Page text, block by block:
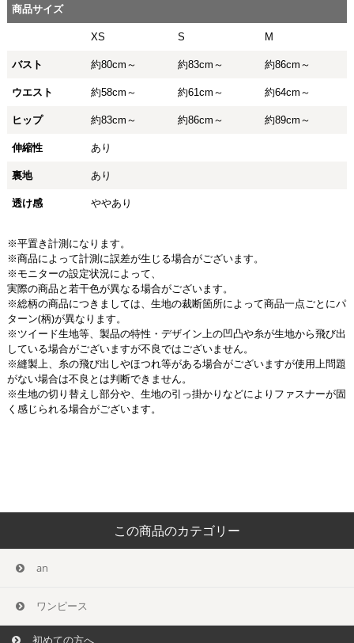
商品サイズ
XS S M
バスト 約80cm～ 約83cm～ 約86cm～
ウエスト 約58cm～ 約61cm～ 約64cm～
ヒップ 約83cm～ 約86cm～ 約89cm～
伸縮性 あり
裏地 あり
透け感 ややあり
※平置き計測になります。
※商品によって計測に誤差が生じる場合がございます。
※モニターの設定状況によって、
実際の商品と若干色が異なる場合がございます。
※総柄の商品につきましては、生地の裁断箇所によって商品一点ごとにパ
ターン(柄)が異なります。
※ツイード生地等、製品の特性・デザイン上の凹凸や糸が生地から飛び出
している場合がございますが不良ではございません。
※縫製上、糸の飛び出しやほつれ等がある場合がございますが使用上問題
がない場合は不良とは判断できません。
※生地の切り替えし部分や、生地の引っ掛かりなどによりファスナーが固
く感じられる場合がございます。
この商品のカテゴリー
an
ワンピース
初めての方へ